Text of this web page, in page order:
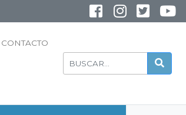
CONTACTO